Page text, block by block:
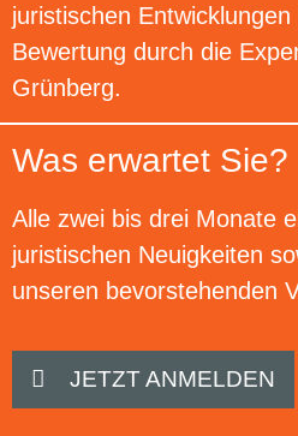
juristischen
Bewertung durch die
Grünberg.
Was erwartet Sie?
Alle zwei bis drei Monate
juristischen Neuigkeiten
unseren bevorstehenden
JETZT ANMELDEN